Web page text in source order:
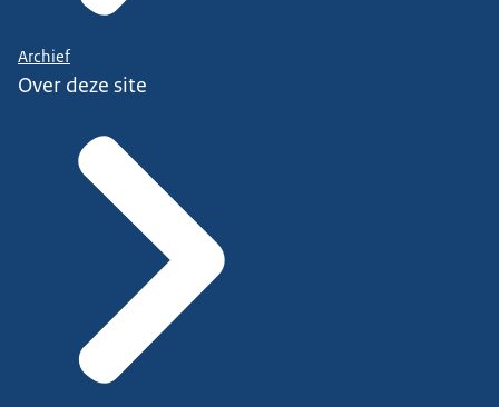
Archief
Over deze site